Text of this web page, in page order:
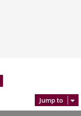
Jump to